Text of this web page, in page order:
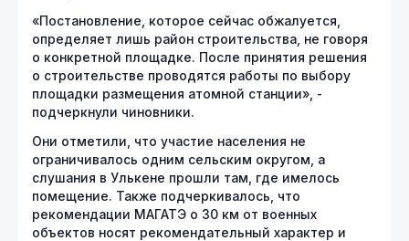
«Постановление, которое сейчас обжалуется,
определяет лишь район строительства, не говоря
о конкретной площадке. После принятия решения
о строительстве проводятся работы по выбору
площадки размещения атомной станции», -
подчеркнули чиновники.
Они отметили, что участие населения не
ограничивалось одним сельским округом, а
слушания в Улькене прошли там, где имелось
помещение. Также подчеркивалось, что
рекомендации МАГАТЭ о 30 км от военных
объектов носят рекомендательный характер и